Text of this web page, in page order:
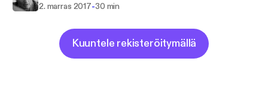
2. marras 2017-30 min
Kuuntele rekisteröitymällä